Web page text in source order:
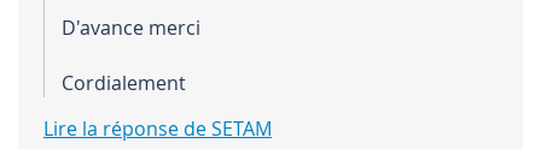
D'avance merci
Cordialement
Lire la réponse de SETAM